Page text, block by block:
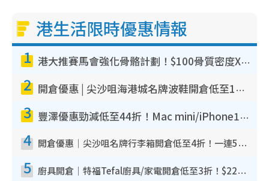
港生活限時優惠情報
1 港大推賽馬會強化骨骼計劃！$100骨質密度X光檢查 完成免費運動訓練送超市禮券！附參加資格
2 開倉優惠 | 尖沙咀海港城名牌波鞋開倉低至1折！On鞋$899起／Joy&Peace鞋履$98起
3 豐澤優惠勁減低至44折！Mac mini/iPhone17Pro大減價！廚房家電$220起
4 開倉優惠｜尖沙咀名牌行李箱開倉低至4折！一連5日 American Tourister/ace./Hallmark $200起！
5 廚具開倉｜特福Tefal廚具/家電開倉低至3折！$220起買平底鍋/炒鑊/湯煲！電飯煲/吸塵機/燙斗$418起